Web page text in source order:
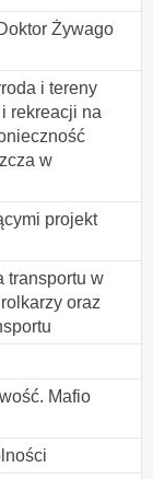
Żywago
i tereny
rekreacji na
w
projekt
transportu w
oraz
Mafio